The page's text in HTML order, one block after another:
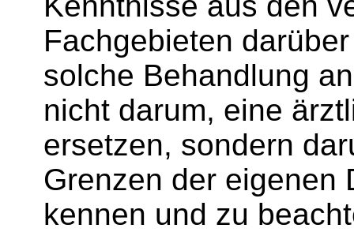
Fachgebieten
solche Behandlung
nicht darum, eine
ersetzen, sondern
Grenzen der eigenen
kennen und zu